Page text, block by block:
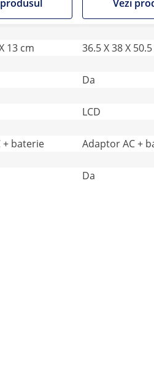
Vezi
13 cm
36.5 X 38 X
Da
LCD
+ baterie
Adaptor AC +
Da